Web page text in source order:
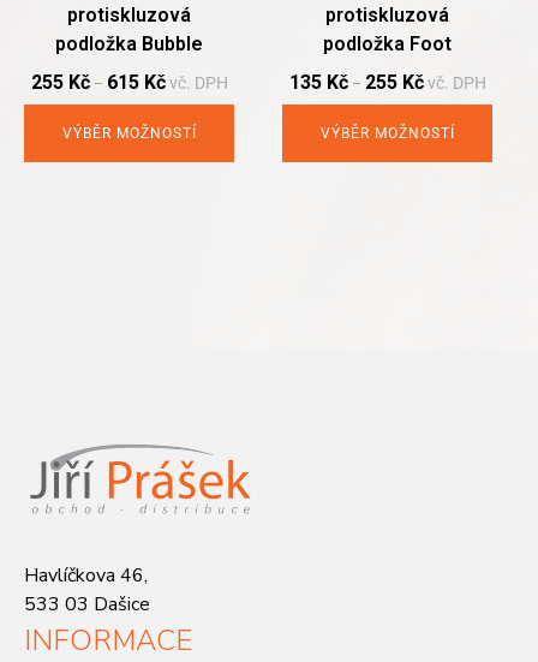
protiskluzová
podložka Bubble
255 Kč– 615 Kč vč. DPH
VÝBĚR MOŽNOSTÍ
product
page
protiskluzová
podložka Foot
135 Kč– 255 Kč vč. DPH
VÝBĚR MOŽNOSTÍ
product
page
Havlíčkova 46,
533 03 Dašice
INFORMACE